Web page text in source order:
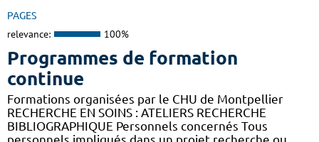
PAGES
relevance: 100%
Programmes de formation
continue
Formations organisées par le CHU de Montpellier
RECHERCHE EN SOINS : ATELIERS RECHERCHE
BIBLIOGRAPHIQUE Personnels concernés Tous